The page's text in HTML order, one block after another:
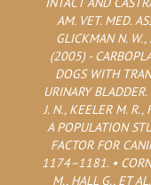
AM. VET. MED.
GLICKMAN N. W.,
(2005) -
DOGS WITH
URINARY
J. N., KEELER M. R.,
A POPULATION
FACTOR FOR
1174–1181. •
M., HALL G., ET